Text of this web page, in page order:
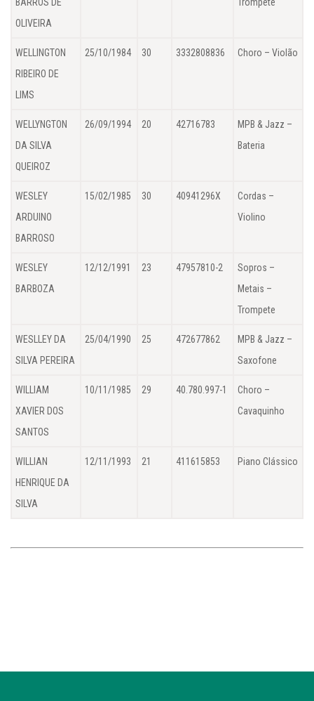
OLIVEIRA
WELLINGTON
RIBEIRO DE
LIMS
25/10/1984 30 3332808836 Choro – Violão
WELLYNGTON
DA SILVA
QUEIROZ
26/09/1994 20 42716783
MPB & Jazz –
Bateria
WESLEY
ARDUINO
BARROSO
15/02/1985 30 40941296X
Cordas –
Violino
WESLEY
BARBOZA
12/12/1991 23 47957810-2
Sopros –
Metais –
Trompete
WESLLEY DA
SILVA PEREIRA
25/04/1990 25 472677862
MPB & Jazz –
Saxofone
WILLIAM
XAVIER DOS
SANTOS
10/11/1985 29 40.780.997-1
Choro –
Cavaquinho
WILLIAN
HENRIQUE DA
SILVA
12/11/1993 21 411615853 Piano Clássico